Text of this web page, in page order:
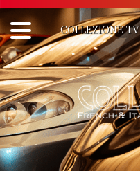
Skip
to
content
COLLEZIONE TV